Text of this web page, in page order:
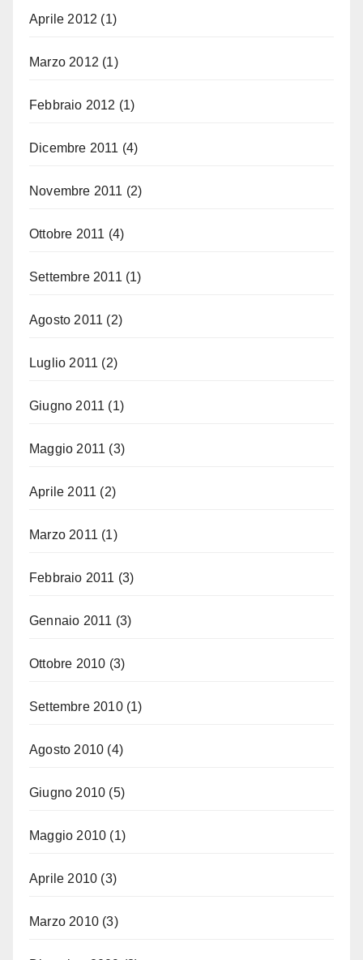
Aprile 2012 (1)
Marzo 2012 (1)
Febbraio 2012 (1)
Dicembre 2011 (4)
Novembre 2011 (2)
Ottobre 2011 (4)
Settembre 2011 (1)
Agosto 2011 (2)
Luglio 2011 (2)
Giugno 2011 (1)
Maggio 2011 (3)
Aprile 2011 (2)
Marzo 2011 (1)
Febbraio 2011 (3)
Gennaio 2011 (3)
Ottobre 2010 (3)
Settembre 2010(1)
Agosto 2010 (4)
Giugno 2010 (5)
Maggio 2010 (1)
Aprile 2010 (3)
Marzo 2010 (3)